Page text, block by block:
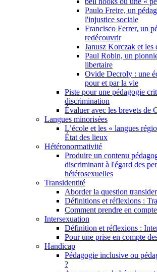
Paulo Freire, un
l'injustice sociale
Francisco Ferrer, un
redécouvrir
Janusz Korczak et les
Paul Robin, un
libertaire
Ovide Decroly : une
pour et par la vie
Piste pour une pédagogie
discrimination
Évaluer avec les brevets de
Langues minorisées
L’école et les « langues
État des lieux
Hétéronormativité
Produire un contenu
discriminant à l'égard des
hétérosexuelles
Transidentité
Aborder la question
Définitions et réflexions :
Comment prendre en
Intersexuation
Définition et réflexions :
Pour une prise en compte
Handicap
Pédagogie inclusive ou
?